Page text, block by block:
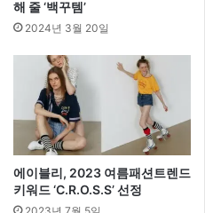
해 줄 ‘백꾸템’
2024년 3월 20일
에이블리, 2023 여름패션트렌드
키워드 ‘C.R.O.S.S’ 선정